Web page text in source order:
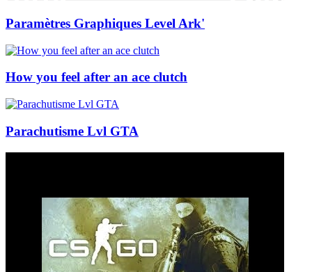
Paramètres Graphiques Level Ark'
How you feel after an ace clutch
Parachutisme Lvl GTA